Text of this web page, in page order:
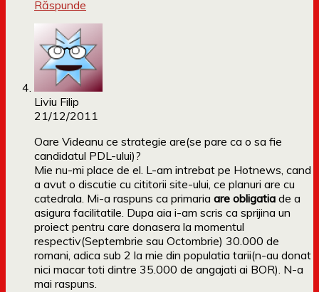
Răspunde
Liviu Filip
21/12/2011
Oare Videanu ce strategie are(se pare ca o sa fie
candidatul PDL-ului)?
Mie nu-mi place de el. L-am intrebat pe Hotnews, cand
a avut o discutie cu cititorii site-ului, ce planuri are cu
catedrala. Mi-a raspuns ca primaria are obligatia de a
asigura facilitatile. Dupa aia i-am scris ca sprijina un
proiect pentru care donasera la momentul
respectiv(Septembrie sau Octombrie) 30.000 de
romani, adica sub 2 la mie din populatia tarii(n-au donat
nici macar toti dintre 35.000 de angajati ai BOR). N-a
mai raspuns.